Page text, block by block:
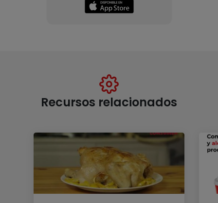
Recursos relacionados